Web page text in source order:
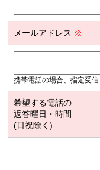
メールアドレス ※
携帯電話の場合、指定受
希望する電話の
返答曜日・時間
(日祝除く)